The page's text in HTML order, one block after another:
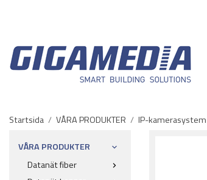
Startsida / VÅRA PRODUKTER / IP-kamerasystem
VÅRA PRODUKTER
Datanät fiber